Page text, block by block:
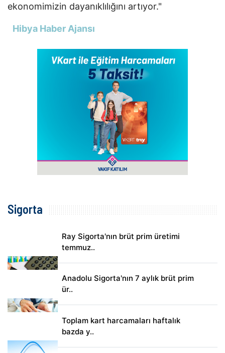
ekonomimizin dayanıklılığını artıyor."
Hibya Haber Ajansı
Sigorta
Ray Sigorta'nın brüt prim üretimi
temmuz..
Anadolu Sigorta'nın 7 aylık brüt prim
ür..
Toplam kart harcamaları haftalık
bazda y..